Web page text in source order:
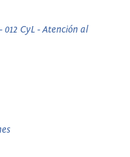
CyL - Atención al